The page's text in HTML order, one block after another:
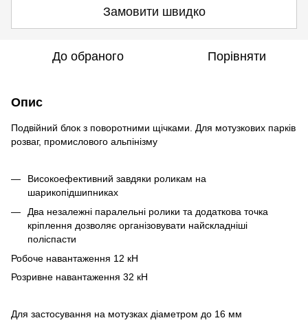
Замовити швидко
До обраного Порівняти
Опис
Подвійний блок з поворотними щічками. Для мотузкових парків
розваг, промислового альпінізму
Високоефективний завдяки роликам на
шарикопідшипниках
Два незалежні паралельні ролики та додаткова точка
кріплення дозволяє організовувати найскладніші
поліспасти
Робоче навантаження 12 кН
Розривне навантаження 32 кН
Для застосування на мотузках діаметром до 16 мм